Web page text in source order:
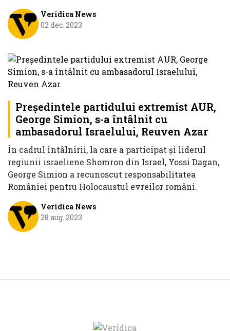
Veridica News
02 dec. 2023
Președintele partidului extremist AUR,
George Simion, s-a întâlnit cu
ambasadorul Israelului, Reuven Azar
În cadrul întâlnirii, la care a participat și liderul
regiunii israeliene Shomron din Israel, Yossi Dagan,
George Simion a recunoscut responsabilitatea
României pentru Holocaustul evreilor români.
Veridica News
28 aug. 2023